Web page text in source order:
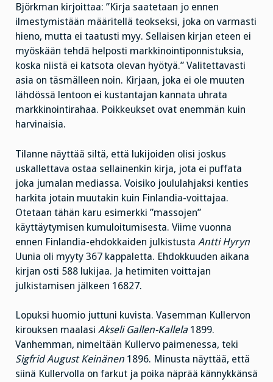
Björkman kirjoittaa: ”Kirja saatetaan jo ennen
ilmestymistään määritellä teokseksi, joka on varmasti
hieno, mutta ei taatusti myy. Sellaisen kirjan eteen ei
myöskään tehdä helposti markkinointiponnistuksia,
koska niistä ei katsota olevan hyötyä.” Valitettavasti
asia on täsmälleen noin. Kirjaan, joka ei ole muuten
lähdössä lentoon ei kustantajan kannata uhrata
markkinointirahaa. Poikkeukset ovat enemmän kuin
harvinaisia.
Tilanne näyttää siltä, että lukijoiden olisi joskus
uskallettava ostaa sellainenkin kirja, jota ei puffata
joka jumalan mediassa. Voisiko joululahjaksi kenties
harkita jotain muutakin kuin Finlandia-voittajaa.
Otetaan tähän karu esimerkki ”massojen”
käyttäytymisen kumuloitumisesta. Viime vuonna
ennen Finlandia-ehdokkaiden julkistusta Antti Hyryn
Uunia oli myyty 367 kappaletta. Ehdokkuuden aikana
kirjan osti 588 lukijaa. Ja hetimiten voittajan
julkistamisen jälkeen 16827.
Lopuksi huomio juttuni kuvista. Vasemman Kullervon
kirouksen maalasi Akseli Gallen-Kallela 1899.
Vanhemman, nimeltään Kullervo paimenessa, teki
Sigfrid August Keinänen 1896. Minusta näyttää, että
siinä Kullervolla on farkut ja poika näprää kännykkänsä